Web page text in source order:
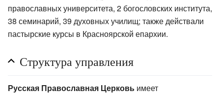
православных университета, 2 богословских института,
38 семинарий, 39 духовных училищ; также действали
пастырские курсы в Красноярской епархии.
Структура управления
Русская Православная Церковь имеет